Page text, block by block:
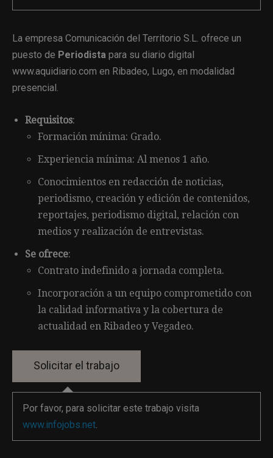
La empresa Comunicación del Territorio S.L. ofrece un
puesto de Periodista para su diario digital
www.aquidiario.com en Ribadeo, Lugo, en modalidad
presencial.
Requisitos:
Formación mínima: Grado.
Experiencia mínima: Al menos 1 año.
Conocimientos en redacción de noticias,
periodismo, creación y edición de contenidos,
reportajes, periodismo digital, relación con
medios y realización de entrevistas.
Se ofrece:
Contrato indefinido a jornada completa.
Incorporación a un equipo comprometido con
la calidad informativa y la cobertura de
actualidad en Ribadeo y Vegadeo.
Por favor, para solicitar este trabajo visita
www.infojobs.net.